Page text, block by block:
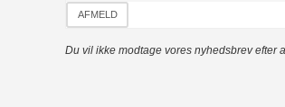
AFMELD
Du vil ikke modtage vores nyhedsbrev efter